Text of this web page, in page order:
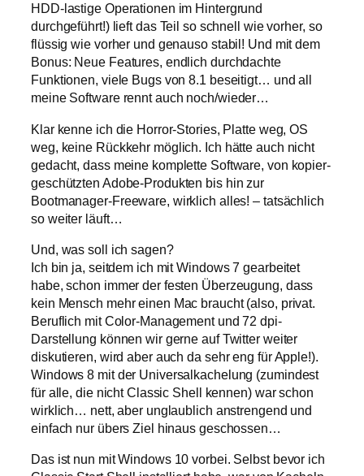
HDD-lastige Operationen im Hintergrund
durchgeführt!) lieft das Teil so schnell wie vorher, so
flüssig wie vorher und genauso stabil! Und mit dem
Bonus: Neue Features, endlich durchdachte
Funktionen, viele Bugs von 8.1 beseitigt… und all
meine Software rennt auch noch/wieder…
Klar kenne ich die Horror-Stories, Platte weg, OS
weg, keine Rückkehr möglich. Ich hätte auch nicht
gedacht, dass meine komplette Software, von kopier-
geschützten Adobe-Produkten bis hin zur
Bootmanager-Freeware, wirklich alles! – tatsächlich
so weiter läuft…
Und, was soll ich sagen?
Ich bin ja, seitdem ich mit Windows 7 gearbeitet
habe, schon immer der festen Überzeugung, dass
kein Mensch mehr einen Mac braucht (also, privat.
Beruflich mit Color-Management und 72 dpi-
Darstellung können wir gerne auf Twitter weiter
diskutieren, wird aber auch da sehr eng für Apple!).
Windows 8 mit der Universalkachelung (zumindest
für alle, die nicht Classic Shell kennen) war schon
wirklich… nett, aber unglaublich anstrengend und
einfach nur übers Ziel hinaus geschossen…
Das ist nun mit Windows 10 vorbei. Selbst bevor ich